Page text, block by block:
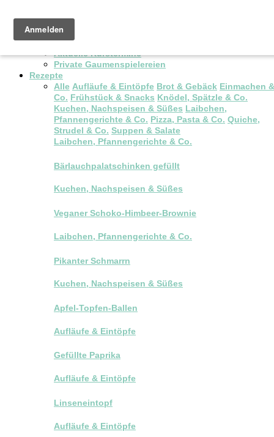
Pop-up Brunch
Kochkurse & Workshops
Aktuelle Kurstermine
Private Gaumenspielereien
Rezepte
Alle Aufläufe & Eintöpfe Brot & Gebäck Einmachen &
Co. Frühstück & Snacks Knödel, Spätzle & Co.
Kuchen, Nachspeisen & Süßes Laibchen,
Pfannengerichte & Co. Pizza, Pasta & Co. Quiche,
Strudel & Co. Suppen & Salate
Laibchen, Pfannengerichte & Co.
Bärlauchpalatschinken gefüllt
Kuchen, Nachspeisen & Süßes
Veganer Schoko-Himbeer-Brownie
Laibchen, Pfannengerichte & Co.
Pikanter Schmarrn
Kuchen, Nachspeisen & Süßes
Apfel-Topfen-Ballen
Aufläufe & Eintöpfe
Gefüllte Paprika
Aufläufe & Eintöpfe
Linseneintopf
Aufläufe & Eintöpfe